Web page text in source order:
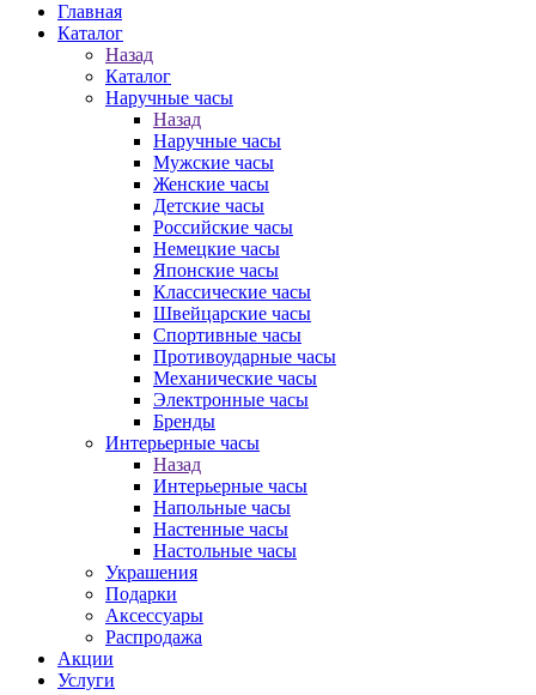
Главная
Каталог
Назад
Каталог
Наручные часы
Назад
Наручные часы
Мужские часы
Женские часы
Детские часы
Российские часы
Немецкие часы
Японские часы
Классические часы
Швейцарские часы
Спортивные часы
Противоударные часы
Механические часы
Электронные часы
Бренды
Интерьерные часы
Назад
Интерьерные часы
Напольные часы
Настенные часы
Настольные часы
Украшения
Подарки
Аксессуары
Распродажа
Акции
Услуги